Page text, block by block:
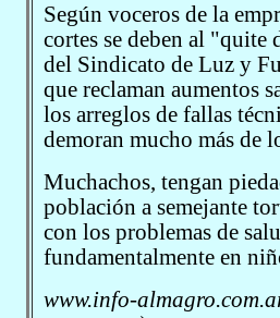
Según voceros de la
cortes se deben al "quite
del Sindicato de Luz y
que reclaman aumentos
los arreglos de fallas
demoran mucho más de
Muchachos, tengan
población a semejante
con los problemas de
fundamentalmente en
www.info-